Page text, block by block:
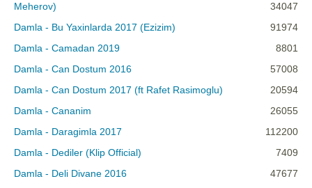
Meherov)
34047
Damla - Bu Yaxinlarda 2017 (Ezizim)
91974
Damla - Camadan 2019
8801
Damla - Can Dostum 2016
57008
Damla - Can Dostum 2017 (ft Rafet Rasimoglu)
20594
Damla - Cananim
26055
Damla - Daragimla 2017
112200
Damla - Dediler (Klip Official)
7409
Damla - Deli Divane 2016
47677